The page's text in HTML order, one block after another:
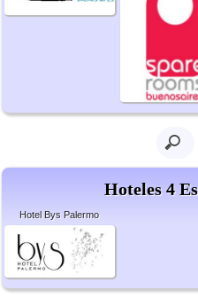
Hoteles 4
Hotel Bys Palermo